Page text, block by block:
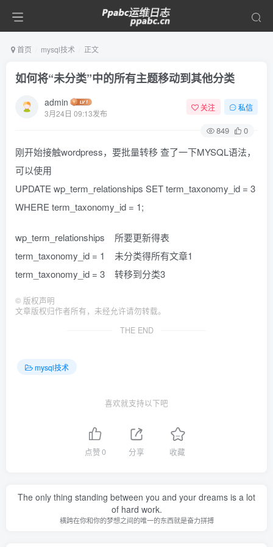
首页 mysql技术 正文
如何将“未分类”中的所有主题移动到其他分类
admin
3月24日 09:13发布
关注 私信
849 0
刚开始接触wordpress，要批量转移 查了一下MYSQL语法，
可以使用
UPDATE wp_term_relationships SET term_taxonomy_id = 3
WHERE term_taxonomy_id = 1;
wp_term_relationships 所要更新得表
term_taxonomy_id = 1 未分类得所有文章1
term_taxonomy_id = 3 转移到分类3
© 版权声明
文章版权归作者所有，未经允许请勿转载。
THE END
mysql技术
喜欢就支持以下吧
点赞0 分享 收藏
The only thing standing between you and your dreams is a lot
of hard work.
横跨在你和你的梦想之间的唯一的东西就是奋力拼搏